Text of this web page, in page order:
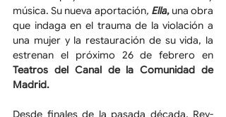
música. Su nueva aportación, Ella, una obra
que indaga en el trauma de la violación a
una mujer y la restauración de su vida, la
estrenan el próximo 26 de febrero en
Teatros del Canal de la Comunidad de
Madrid.
Desde finales de la pasada década, Rey-